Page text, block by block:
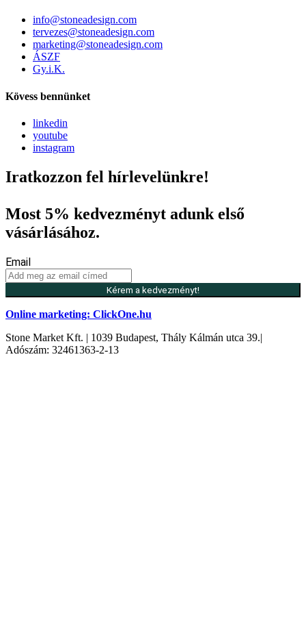
info@stoneadesign.com
tervezes@stoneadesign.com
marketing@stoneadesign.com
ÁSZF
Gy.i.K.
Kövess bennünket
linkedin
youtube
instagram
Iratkozzon fel hírlevelünkre!
Most 5% kedvezményt adunk első
vásárlásához.
Email
Kérem a kedvezményt!
Online marketing: ClickOne.hu
Stone Market Kft. | 1039 Budapest, Thály Kálmán utca 39.|
Adószám: 32461363-2-13